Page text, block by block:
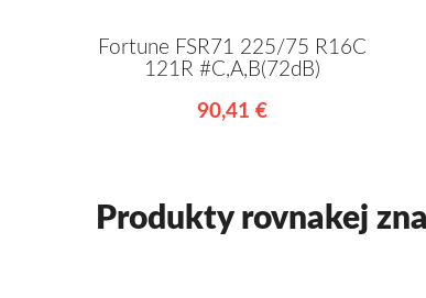
Fortune FSR71 225/75 R16C
121R #C,A,B(72dB)
90,41 €
Produkty rovnakej